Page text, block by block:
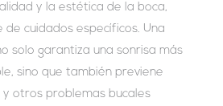
y la estética de la boca,
cuidados específicos. Una
solo garantiza una sonrisa más
sino que también previene
y otros problemas bucales